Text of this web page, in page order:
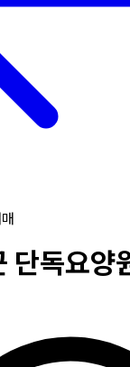
단독요양